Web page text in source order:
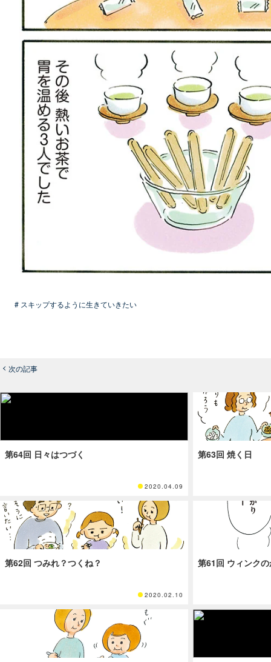
# スキップするように生きていきたい
次の記事
第64回 日々はつづく
2020.04.09
第63回 焼く日
第62回 つみれ？つくね？
2020.02.10
第61回 ウィンク